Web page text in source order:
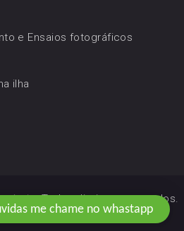
e Ensaios fotográficos
ilha
. Todos direitos reservados.
e Lojas Virtuais Rei da Web
me chame no whastapp